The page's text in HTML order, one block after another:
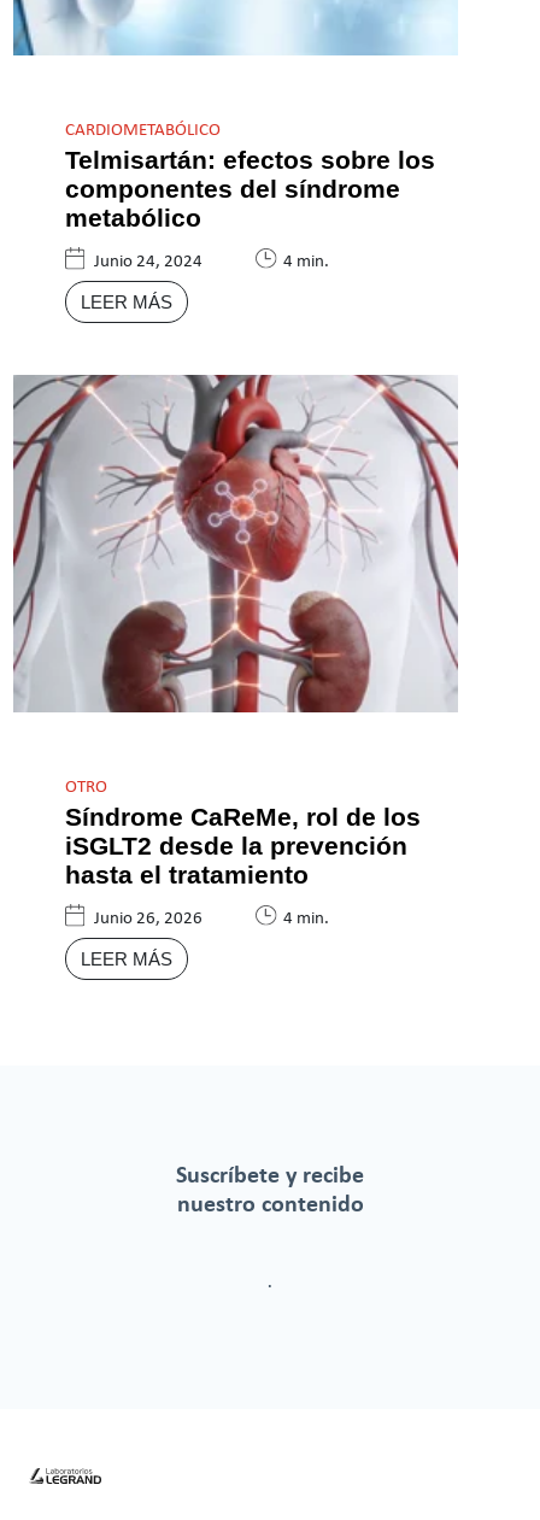
CARDIOMETABÓLICO
Telmisartán: efectos sobre los
componentes del síndrome
metabólico
Junio 24, 2024 4 min.
LEER MÁS
OTRO
Síndrome CaReMe, rol de los
iSGLT2 desde la prevención
hasta el tratamiento
Junio 26, 2026 4 min.
LEER MÁS
Suscríbete y recibe
nuestro contenido
.